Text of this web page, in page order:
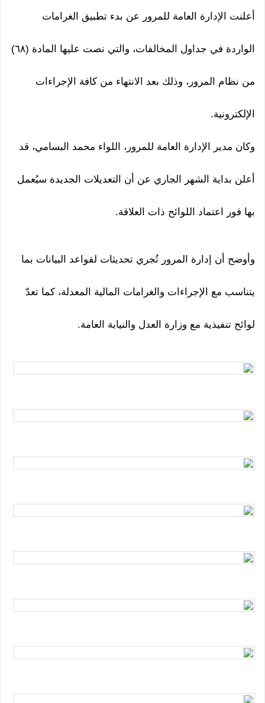
أعلنت الإدارة العامة للمرور عن بدء تطبيق الغرامات
الواردة في جداول المخالفات، والتي نصت عليها المادة (٦٨)
من نظام المرور، وذلك بعد الانتهاء من كافة الإجراءات
الإلكترونية.
وكان مدير الإدارة العامة للمرور، اللواء محمد البسامي، قد
أعلن بداية الشهر الجاري عن أن التعديلات الجديدة سيُعمل
بها فور اعتماد اللوائح ذات العلاقة.
وأوضح أن إدارة المرور تُجري تحديثات لقواعد البيانات بما
يتناسب مع الإجراءات والغرامات المالية المعدلة، كما تعدّ
لوائح تنفيذية مع وزارة العدل والنيابة العامة.